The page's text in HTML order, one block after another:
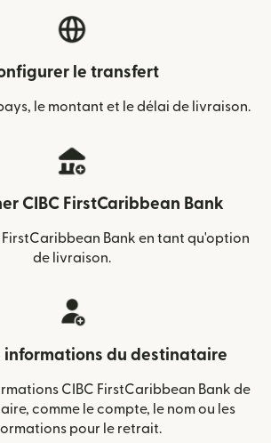
le transfert
le montant et le délai de livraison.
CIBC FirstCaribbean Bank
FirstCaribbean Bank en tant qu'option
de livraison.
informations du destinataire
CIBC FirstCaribbean Bank de
comme le compte, le nom ou les
pour le retrait.